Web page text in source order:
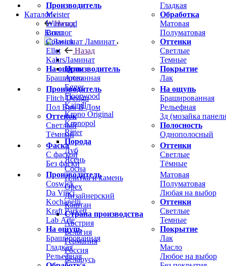
Производитель
Meister
Winwood
Boen
Coswick
Ellet
Kahrs
На ощупь
Брашированная
Гладкая
Обработка
Матовая
Полуматовая
Оттенки
Светлые
Темные
Покрытие
Лак
Производитель
Flitch Design
Пол Вам В Дом
Оттенок
Светлый
Тёмный
На ощупь
Брашированная
Рельефная
3д (мозайка
Полосность
Однополосный
Фаска
С фаской
Без фаски
Оттенки
Светлые
Тёмные
Производитель
Coswick
Da Vinci
Kochanelli
Kraft Parkett
Lab Arte
На ощупь
Брашированная
Гладкая
Рельефная
Матовая
Полуматовая
Любая на выбор
Оттенки
Светлые
Темные
Покрытие
Лак
Масло
Любое на выбор
Каталог
Назад
Каталог
Ламинат
Назад
Ламинат
Производитель
Arteo
Egger
Floorwood
Kaindl
Krono Original
Kronopol
Ritter
Порода
Дуб
Ясень
Сосна
Плитка и камень
Орех
Дизайнерский
Каштан
Страна производства
Австрия
Бельгия
Германия
Россия
Беларусь